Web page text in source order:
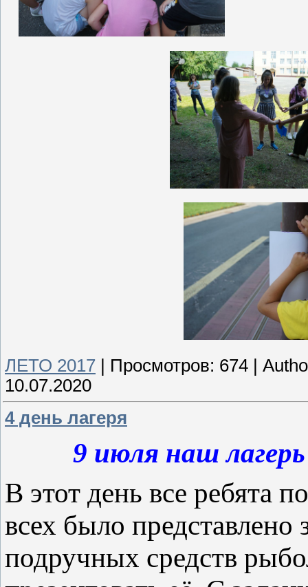
ЛЕТО 2017 Просмотров: 674
10.07.2020
4 день лагеря
9 июля наш
В этот день все ребята
всех было представлено
подручных средств